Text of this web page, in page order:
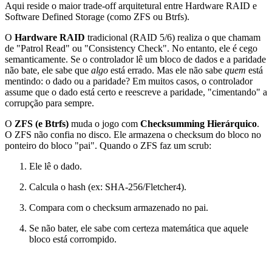
Aqui reside o maior trade-off arquitetural entre Hardware RAID e
Software Defined Storage (como ZFS ou Btrfs).
O Hardware RAID tradicional (RAID 5/6) realiza o que chamam
de "Patrol Read" ou "Consistency Check". No entanto, ele é cego
semanticamente. Se o controlador lê um bloco de dados e a paridade
não bate, ele sabe que algo está errado. Mas ele não sabe quem está
mentindo: o dado ou a paridade? Em muitos casos, o controlador
assume que o dado está certo e reescreve a paridade, "cimentando" a
corrupção para sempre.
O ZFS (e Btrfs) muda o jogo com Checksumming Hierárquico.
O ZFS não confia no disco. Ele armazena o checksum do bloco no
ponteiro do bloco "pai". Quando o ZFS faz um scrub:
Ele lê o dado.
Calcula o hash (ex: SHA-256/Fletcher4).
Compara com o checksum armazenado no pai.
Se não bater, ele sabe com certeza matemática que aquele
bloco está corrompido.